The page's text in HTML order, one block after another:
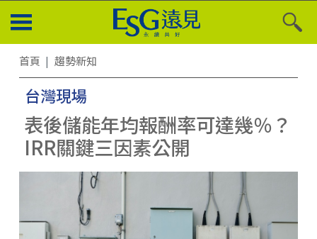
首頁 趨勢新知
台灣現場
表後儲能年均報酬率可達幾％？
IRR關鍵三因素公開